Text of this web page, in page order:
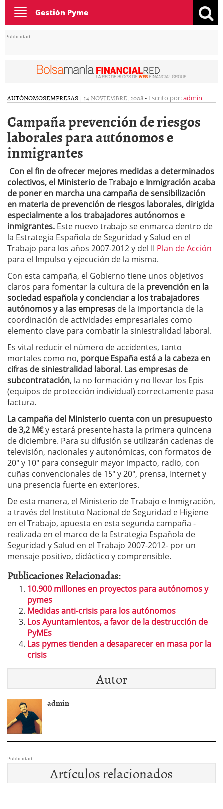
Toggle
navigation
Gestión Pyme
Publicidad
AUTÓNOMOSEMPRESAS | 14 NOVIEMBRE, 2008- Escrito por:admin
Campaña prevención de riesgos
laborales para autónomos e
inmigrantes
Con el fin de ofrecer mejores medidas a determinados
colectivos, el Ministerio de Trabajo e Inmigración acaba
de poner en marcha una campaña de sensibilización
en materia de prevención de riesgos laborales, dirigida
especialmente a los trabajadores autónomos e
inmigrantes. Este nuevo trabajo se enmarca dentro de
la Estrategia Española de Seguridad y Salud en el
Trabajo para los años 2007-2012 y del II Plan de Acción
para el Impulso y ejecución de la misma.
Con esta campaña, el Gobierno tiene unos objetivos
claros para fomentar la cultura de la prevención en la
sociedad española y concienciar a los trabajadores
autónomos y a las empresas de la importancia de la
coordinación de actividades empresariales como
elemento clave para combatir la siniestralidad laboral.
Es vital reducir el número de accidentes, tanto
mortales como no, porque España está a la cabeza en
cifras de siniestralidad laboral. Las empresas de
subcontratación, la no formación y no llevar los Epis
(equipos de protección individual) correctamente pasa
factura.
La campaña del Ministerio cuenta con un presupuesto
de 3,2 M€y estará presente hasta la primera quincena
de diciembre. Para su difusión se utilizarán cadenas de
televisión, nacionales y autonómicas, con formatos de
20″ y 10″ para conseguir mayor impacto, radio, con
cuñas convencionales de 15″ y 20″, prensa, Internet y
una presencia fuerte en exteriores.
De esta manera, el Ministerio de Trabajo e Inmigración,
a través del Instituto Nacional de Seguridad e Higiene
en el Trabajo, apuesta en esta segunda campaña -
realizada en el marco de la Estrategia Española de
Seguridad y Salud en el Trabajo 2007-2012- por un
mensaje positivo, didáctico y comprensible.
Publicaciones Relacionadas:
10.900 millones en proyectos para autónomos y
pymes
Medidas anti-crisis para los autónomos
Los Ayuntamientos, a favor de la destrucción de
PyMEs
Las pymes tienden a desaparecer en masa por la
crisis
Autor
admin
Publicidad
Artículos relacionados